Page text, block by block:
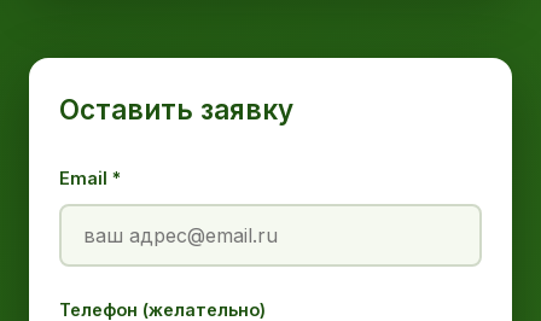
Оставить заявку
Email *
Телефон (желательно)